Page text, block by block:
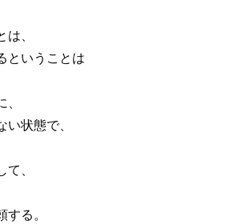
、
ということは
状態で、
、
る。